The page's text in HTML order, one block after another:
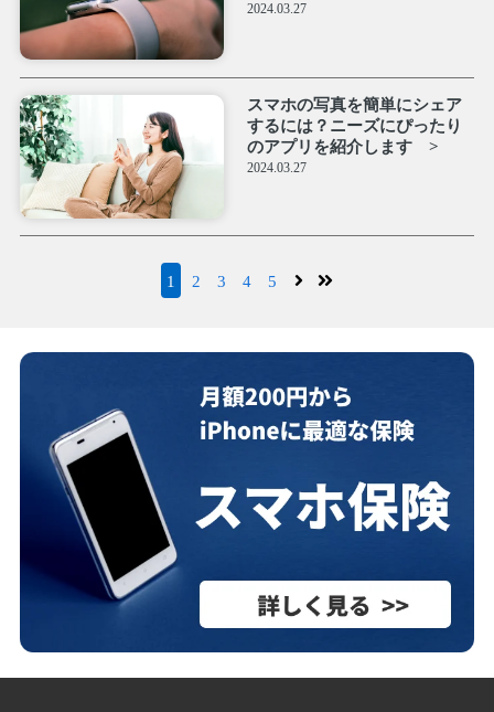
2024.03.27
スマホの写真を簡単にシェア
するには？ニーズにぴったり
のアプリを紹介します
2024.03.27
1 2 3 4 5